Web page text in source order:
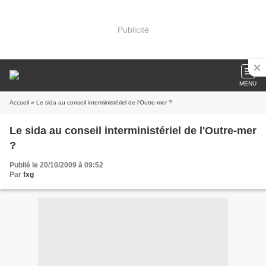
Publicité
MENU
Accueil » Le sida au conseil interministériel de l'Outre-mer ?
Le sida au conseil interministériel de l'Outre-mer
?
Publié le 20/10/2009 à 09:52
Par fxg